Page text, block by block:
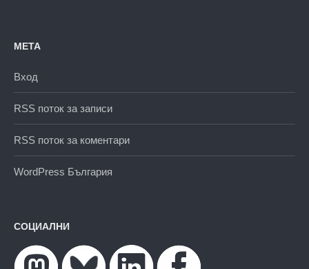
МЕТА
Вход
RSS поток за записи
RSS поток за коментари
WordPress България
СОЦИАЛНИ